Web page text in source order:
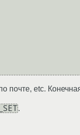
почте, etc.
.